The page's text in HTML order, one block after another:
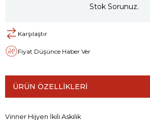
Stok Sorunuz.
Karşılaştır
Fiyat Düşünce Haber Ver
ÜRÜN ÖZELLIKLERI
Vinner Hijyen İkili Askılık